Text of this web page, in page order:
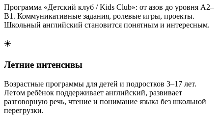
Программа «Детский клуб / Kids Club»: от азов до уровня A2–
B1. Коммуникативные задания, ролевые игры, проекты.
Школьный английский становится понятным и интересным.
☀️
Летние интенсивы
Возрастные программы для детей и подростков 3–17 лет.
Летом ребёнок поддерживает английский, развивает
разговорную речь, чтение и понимание языка без школьной
перегрузки.